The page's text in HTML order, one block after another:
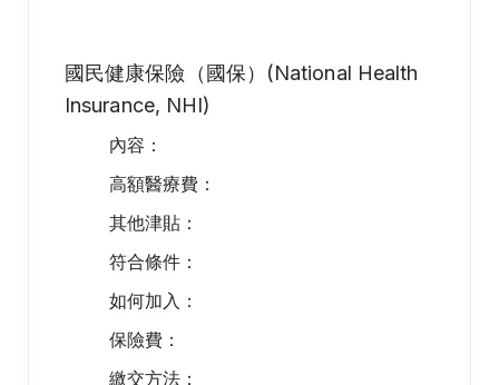
國民健康保險（國保）(National Health
Insurance, NHI)
內容：
高額醫療費：
其他津貼：
符合條件：
如何加入：
保險費：
繳交方法：